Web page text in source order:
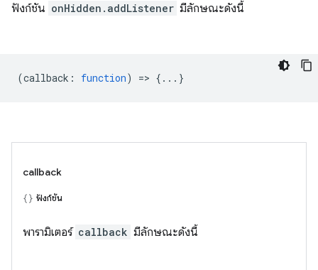
ฟังก์ชัน onHidden.addListener มีลักษณะดังนี้
(callback : function) => {...}
callback
ฟังก์ชัน
พารามิเตอร์ callback มีลักษณะดังนี้